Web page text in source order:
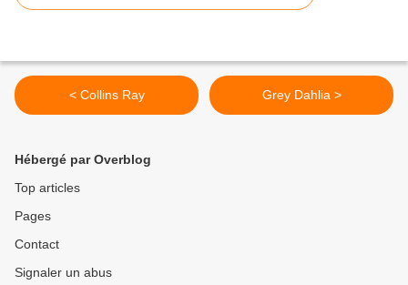
< Collins Ray Grey Dahlia >
Hébergé par Overblog
Top articles
Pages
Contact
Signaler un abus